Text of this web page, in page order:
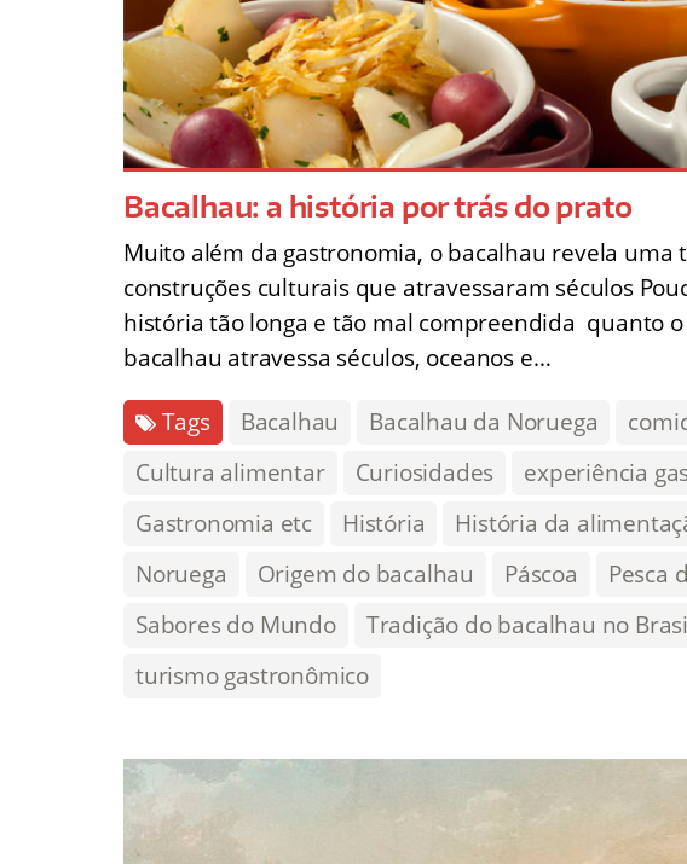
Bacalhau: a história por trás do prato
Muito além da gastronomia, o bacalhau revela uma
construções culturais que atravessaram séculos
história tão longa e tão mal compreendida quanto
bacalhau atravessa séculos, oceanos e…
Tags Bacalhau Bacalhau da Noruega
Cultura alimentar
Curiosidades experiência
Gastronomia etc
História História da
Noruega
Origem do bacalhau Páscoa
Pesca
Sabores do Mundo
Tradição do bacalhau no
turismo gastronômico